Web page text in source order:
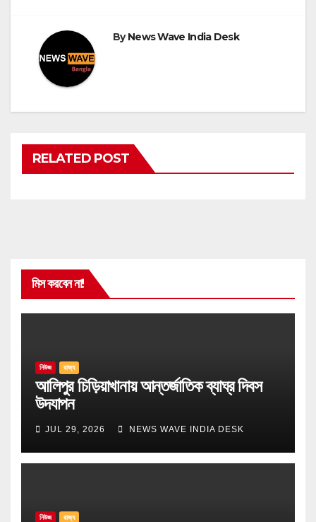
ByNews Wave India Desk
RELATED POST
মিস করবেন না!
নিউজ রাজ্য
আলিপুর চিড়িয়াখানায় আন্তর্জাতিক ব্যাঘ্র দিবস
উদযাপন
JUL 29, 2026 NEWS WAVE INDIA DESK
নিউজ রাজ্য